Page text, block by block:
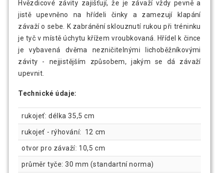
Hvězdicové závity zajišťují, že je závaží vždy pevně a
jistě upevněno na hřídeli činky a zamezují klapání
závaží o sebe. K zabránění sklouznutí rukou při tréninku
je tyč v místě úchytu křížem vroubkovaná. Hřídel k čince
je vybavená dvěma nezničitelnými lichoběžníkovými
závity - nejjistějším způsobem, jakým se dá závaží
upevnit.
Technické údaje:
rukojeť: délka 35,5 cm
rukojeť - rýhování: 12 cm
otvor pro závaží: 10,5 cm
průměr tyče: 30 mm (standartní norma)